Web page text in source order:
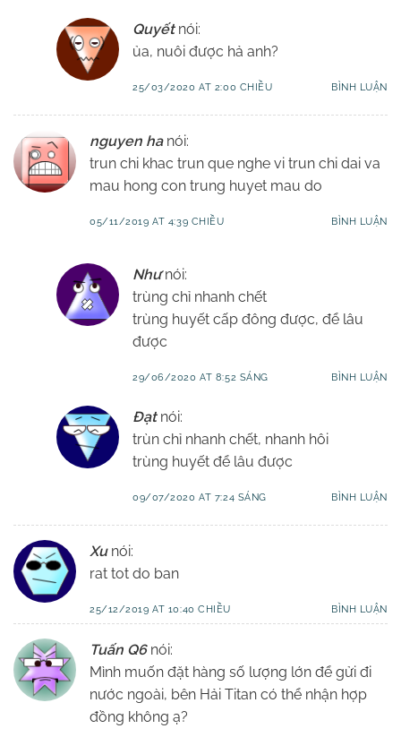
Quyết nói:
ủa, nuôi được hả anh?
25/03/2020 AT 2:00 CHIỀU BÌNH LUẬN
nguyen ha nói:
trun chi khac trun que nghe vi trun chi dai va
mau hong con trung huyet mau do
05/11/2019 AT 4:39 CHIỀU BÌNH LUẬN
Như nói:
trùng chỉ nhanh chết
trùng huyết cấp đông được, để lâu
được
29/06/2020 AT 8:52 SÁNG BÌNH LUẬN
Đạt nói:
trùn chỉ nhanh chết, nhanh hôi
trùng huyết để lâu được
09/07/2020 AT 7:24 SÁNG BÌNH LUẬN
Xu nói:
rat tot do ban
25/12/2019 AT 10:40 CHIỀU BÌNH LUẬN
Tuấn Q6 nói:
Mình muốn đặt hàng số lượng lớn để gửi đi
nước ngoài, bên Hải Titan có thể nhận hợp
đồng không ạ?